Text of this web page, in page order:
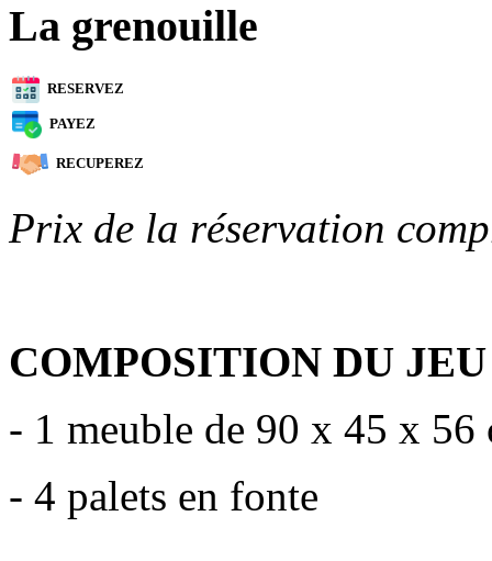
La grenouille
RESERVEZ
PAYEZ
RECUPEREZ
Prix de la réservation
COMPOSITION DU JEU
- 1 meuble de 90 x 45 x 56
- 4 palets en fonte